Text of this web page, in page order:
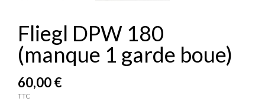
Fliegl DPW 180
(manque 1 garde boue)
60,00 €
TTC